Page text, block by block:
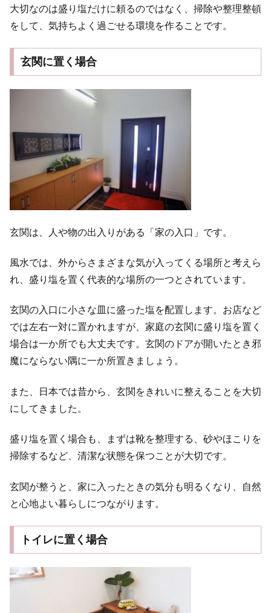
大切なのは盛り塩だけに頼るのではなく、掃除や整理整頓
をして、気持ちよく過ごせる環境を作ることです。
玄関に置く場合
玄関は、人や物の出入りがある「家の入口」です。
風水では、外からさまざまな気が入ってくる場所と考えら
れ、盛り塩を置く代表的な場所の一つとされています。
玄関の入口に小さな皿に盛った塩を配置します。お店など
では左右一対に置かれますが、家庭の玄関に盛り塩を置く
場合は一か所でも大丈夫です。玄関のドアが開いたとき邪
魔にならない隅に一か所置きましょう。
また、日本では昔から、玄関をきれいに整えることを大切
にしてきました。
盛り塩を置く場合も、まずは靴を整理する、砂やほこりを
掃除するなど、清潔な状態を保つことが大切です。
玄関が整うと、家に入ったときの気分も明るくなり、自然
と心地よい暮らしにつながります。
トイレに置く場合